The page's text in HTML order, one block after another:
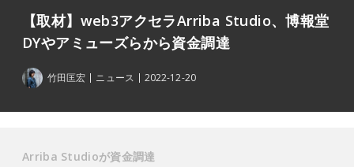
【取材】web3アクセラArriba Studio、博報堂
DYやアミューズらから資金調達
竹田匡宏 ニュース 2022-12-20
Arriba Studioが資金調達